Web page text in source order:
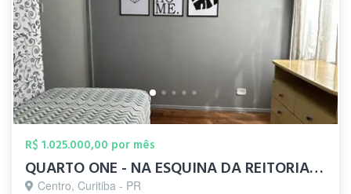
R$ 1.025.000,00 por mês
QUARTO ONE - NA ESQUINA DA REITORIA UFPR
Centro, Curitiba - PR